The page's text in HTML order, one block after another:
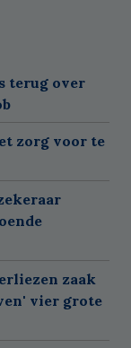
terug over
zorg voor te
zaak
vier grote